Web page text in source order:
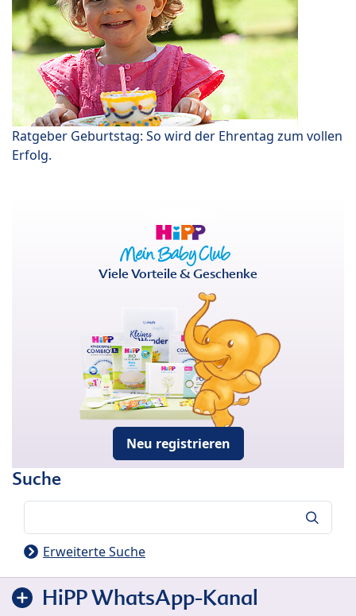
Ratgeber Geburtstag: So wird der Ehrentag zum vollen
Erfolg.
Viele Vorteile & Geschenke
Neu registrieren
Suche
Erweiterte Suche
HiPP WhatsApp-Kanal